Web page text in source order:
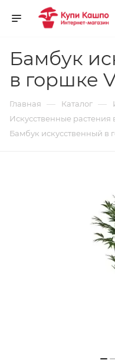
Бамбук
в горшке
Главная — Каталог —
Искусственные растения
Бамбук искусственный в